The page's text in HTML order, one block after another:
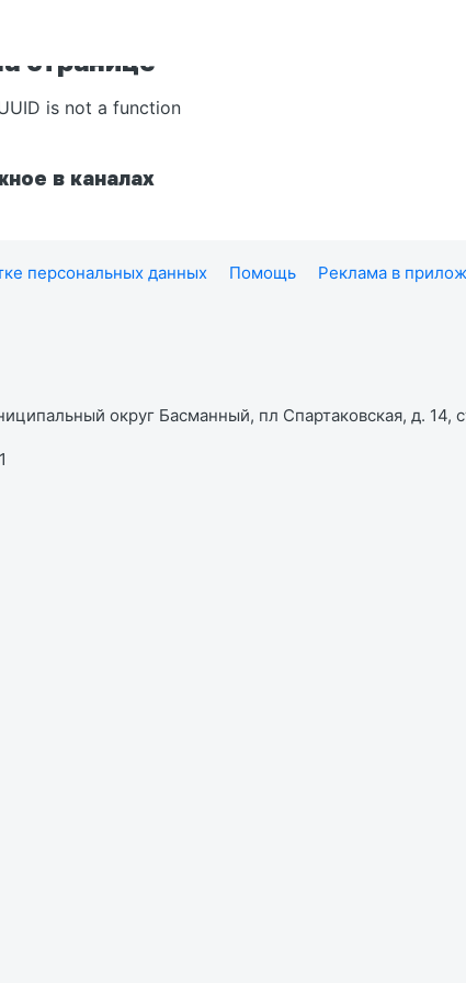
странице
is not a function
в каналах
персональных данных Помощь Реклама в
округ Басманный, пл Спартаковская, д. 14,